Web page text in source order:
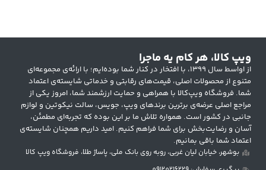
ویپ کالا، هر کام یه ماجرا
از اواسط سال ۱۳۹۹، با افتخار در کنار شما بوده‌ایم؛ با ارائه‌ی مجموعه‌ای
متنوع از محصولات اصلی، قیمت‌های رقابتی و خدماتی شایسته‌ی اعتماد
شما. فروشگاه ویپ‌کالا با همراهی و حمایت ارزشمند شما، امروز یکی از
مراجع اصلی عرضه‌ی برترین برندهای ویپ، جویس، سالت نیکوتین و لوازم
جانبی در کشور است. همواره تلاش ما بر این بوده که تجربه‌ای مطمئن،
آسان و رضایت‌بخش برای شما فراهم کنیم. امید داریم همچنان شایسته‌ی
اعتماد شما باقی بمانیم.
بوشهر، خیابان لیان غربی، روبه روی بانک ملی، پاساژ طلا، فروشگاه ویپ کالا